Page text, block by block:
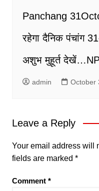
Panchang
रहेगा दैनिक पंचांग
अशुभ मुहूर्त
admin October
Leave a Reply
Your email address will
fields are marked *
Comment *